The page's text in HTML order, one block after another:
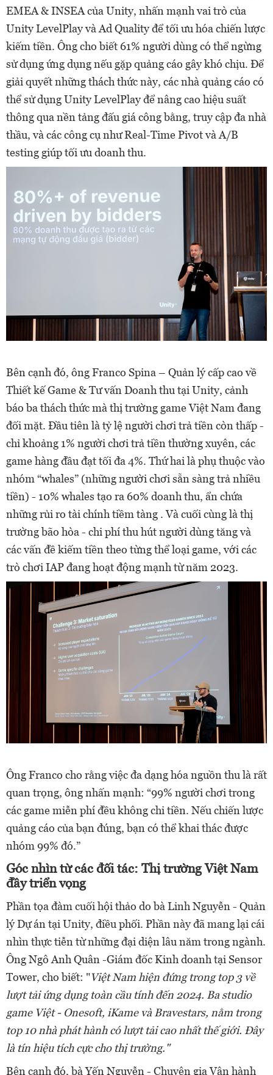
EMEA & INSEA của Unity, nhấn mạnh vai trò của
Unity LevelPlay và Ad Quality để tối ưu hóa chiến lược
kiếm tiền. Ông cho biết 61% người dùng có thể ngừng
sử dụng ứng dụng nếu gặp quảng cáo gây khó chịu. Để
giải quyết những thách thức này, các nhà quảng cáo có
thể sử dụng Unity LevelPlay để nâng cao hiệu suất
thông qua nền tảng đấu giá công bằng, truy cập đa nhà
thầu, và các công cụ như Real-Time Pivot và A/B
testing giúp tối ưu doanh thu.
Bên cạnh đó, ông Franco Spina – Quản lý cấp cao về
Thiết kế Game & Tư vấn Doanh thu tại Unity, cảnh
báo ba thách thức mà thị trường game Việt Nam đang
đối mặt. Đầu tiên là tỷ lệ người chơi trả tiền còn thấp -
chỉ khoảng 1% người chơi trả tiền thường xuyên, các
game hàng đầu đạt tối đa 4%. Thứ hai là phụ thuộc vào
nhóm “whales” (những người chơi sẵn sàng trả nhiều
tiền) - 10% whales tạo ra 60% doanh thu, ẩn chứa
những rủi ro tài chính tiềm tàng . Và cuối cùng là thị
trường bão hòa - chi phí thu hút người dùng tăng và
các vấn đề kiếm tiền theo từng thể loại game, với các
trò chơi IAP đang hoạt động mạnh từ năm 2023.
Ông Franco cho rằng việc đa dạng hóa nguồn thu là rất
quan trọng, ông nhấn mạnh: “99% người chơi trong
các game miễn phí đều không chi tiền. Nếu chiến lược
quảng cáo của bạn đúng, bạn có thể khai thác được
nhóm 99% đó.”
Góc nhìn từ các đối tác: Thị trường Việt Nam
đầy triển vọng
Phần tọa đàm cuối hội thảo do bà Linh Nguyễn - Quản
lý Dự án tại Unity, điều phối. Phần này đã mang lại cái
nhìn thực tiễn từ những đại diện lâu năm trong ngành.
Ông Ngô Anh Quân -Giám đốc Kinh doanh tại Sensor
Tower, cho biết: "Việt Nam hiện đứng trong top 3 về
lượt tải ứng dụng toàn cầu tính đến 2024. Ba studio
game Việt - Onesoft, iKame và Bravestars, nằm trong
top 10 nhà phát hành có lượt tải cao nhất thế giới. Đây
là tín hiệu tích cực cho thị trường."
Bên cạnh đó, bà Yến Nguyễn - Chuyên gia Vận hành